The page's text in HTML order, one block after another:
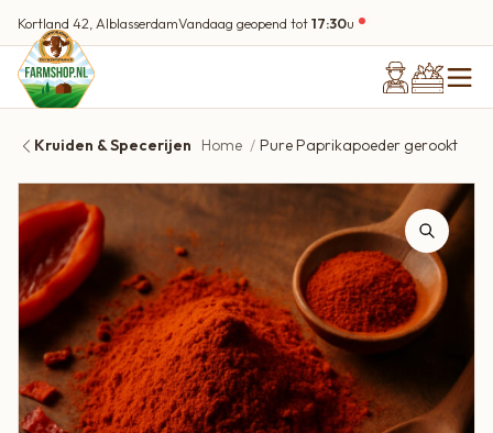
Kortland 42, AlblasserdamVandaag geopend tot17:30u
Kruiden & Specerijen Home Pure Paprikapoeder gerookt